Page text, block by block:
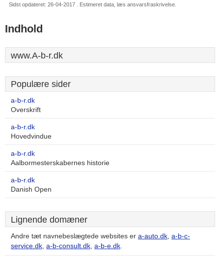
Sidst opdateret: 26-04-2017 . Estimeret data, læs ansvarsfraskrivelse.
Indhold
www.A-b-r.dk
Populære sider
a-b-r.dk
Overskrift
a-b-r.dk
Hovedvindue
a-b-r.dk
Aalbormesterskabernes historie
a-b-r.dk
Danish Open
Lignende domæner
Andre tæt navnebeslægtede websites er a-auto.dk, a-b-c-
service.dk, a-b-consult.dk, a-b-e.dk.